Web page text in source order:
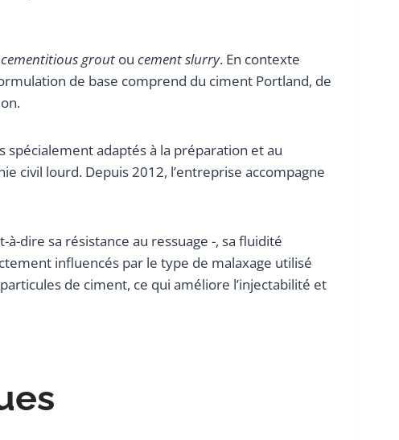
cementitious grout ou cement slurry. En contexte
de base comprend du ciment Portland, de
spécialement adaptés à la préparation et au
civil lourd. Depuis 2012, l’entreprise accompagne
dire sa résistance au ressuage -, sa fluidité
influencés par le type de malaxage utilisé
de ciment, ce qui améliore l’injectabilité et